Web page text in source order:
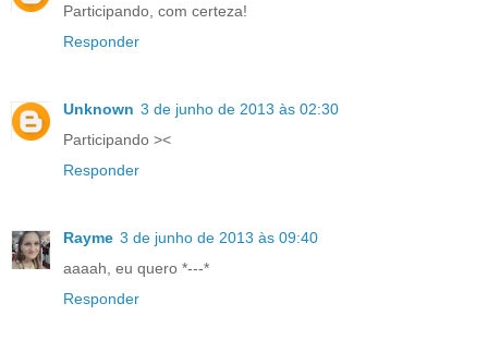
Participando, com certeza!
Responder
Unknown 3 de junho de 2013 às 02:30
Participando ><
Responder
Rayme 3 de junho de 2013 às 09:40
aaaah, eu quero *---*
Responder